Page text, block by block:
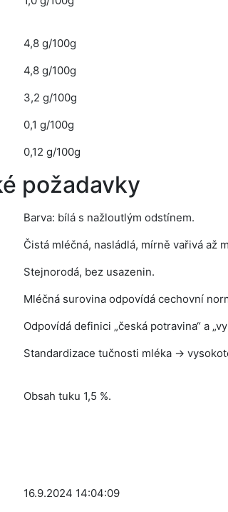
4,8 g/100g
4,8 g/100g
3,2 g/100g
0,1 g/100g
0,12 g/100g
požadavky
Barva: bílá s nažloutlým odstínem.
Čistá mléčná, nasládlá, mírně vařivá až
Stejnorodá, bez usazenin.
Mléčná surovina odpovídá cechovní
Odpovídá definici „česká potravina“ a
Standardizace tučnosti mléka →
Obsah tuku 1,5 %.
16.9.2024 14:04:09